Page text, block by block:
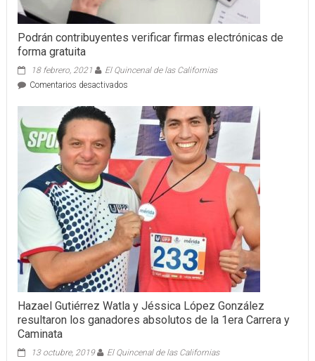
Podrán contribuyentes verificar firmas electrónicas de
forma gratuita
18 febrero, 2021
El Quincenal de las Californias
Comentarios desactivadosen
contribuyentes
verificar
firmas
electrónicas
de
forma
gratuita
Hazael Gutiérrez Watla y Jéssica López González
resultaron los ganadores absolutos de la 1era Carrera y
Caminata
13 octubre, 2019
El Quincenal de las Californias